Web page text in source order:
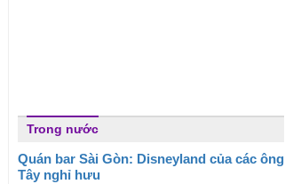
Trong nước
Quán bar Sài Gòn: Disneyland của các ông
Tây nghỉ hưu